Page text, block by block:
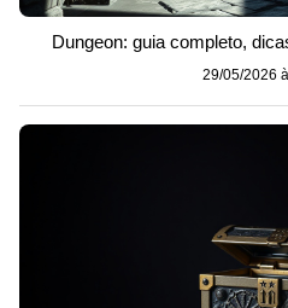
Dungeon: guia completo,
29/05/2026